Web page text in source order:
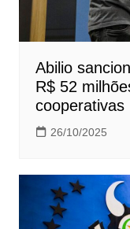
Abilio
R$ 52
cooperativas
26/10/2025